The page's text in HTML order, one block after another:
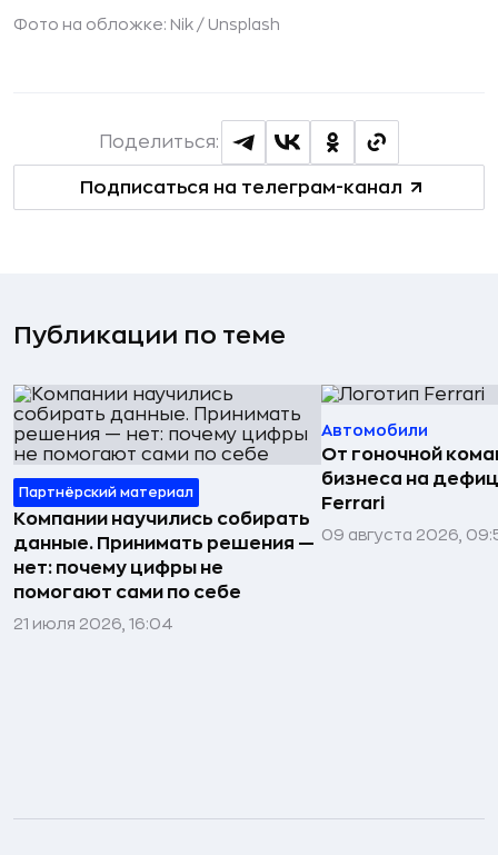
Фото на обложке: Nik / Unsplash
Подписаться на телеграм-канал
Поделиться:
Публикации по теме
Партнёрский материал
Компании научились собирать
данные. Принимать решения —
нет: почему цифры не
помогают сами по себе
21 июля 2026, 16:04
Автомобили
От гоночной
бизнеса на
Ferrari
09 августа 2026,